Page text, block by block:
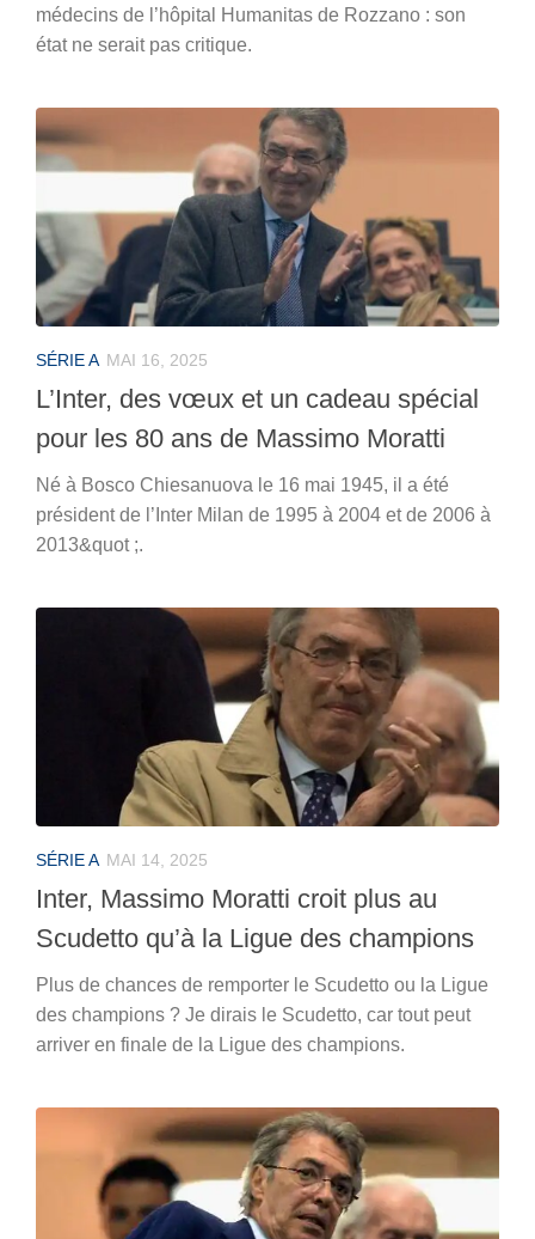
médecins de l’hôpital Humanitas de Rozzano : son
état ne serait pas critique.
SÉRIE A MAI 16, 2025
L’Inter, des vœux et un cadeau spécial
pour les 80 ans de Massimo Moratti
Né à Bosco Chiesanuova le 16 mai 1945, il a été
président de l’Inter Milan de 1995 à 2004 et de 2006 à
2013&quot ;.
SÉRIE A MAI 14, 2025
Inter, Massimo Moratti croit plus au
Scudetto qu’à la Ligue des champions
Plus de chances de remporter le Scudetto ou la Ligue
des champions ? Je dirais le Scudetto, car tout peut
arriver en finale de la Ligue des champions.